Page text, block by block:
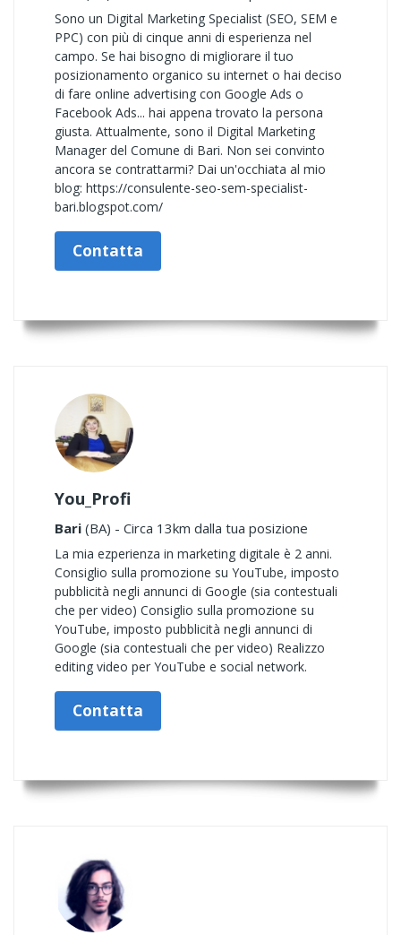
Sono un Digital Marketing Specialist (SEO, SEM e
PPC) con più di cinque anni di esperienza nel
campo. Se hai bisogno di migliorare il tuo
posizionamento organico su internet o hai deciso
di fare online advertising con Google Ads o
Facebook Ads... hai appena trovato la persona
giusta. Attualmente, sono il Digital Marketing
Manager del Comune di Bari. Non sei convinto
ancora se contrattarmi? Dai un'occhiata al mio
blog: https://consulente-seo-sem-specialist-
bari.blogspot.com/
Contatta
You_Profi
Bari (BA) - Circa 13km dalla tua posizione
La mia ezperienza in marketing digitale è 2 anni.
Consiglio sulla promozione su YouTube, imposto
pubblicità negli annunci di Google (sia contestuali
che per video) Consiglio sulla promozione su
YouTube, imposto pubblicità negli annunci di
Google (sia contestuali che per video) Realizzo
editing video per YouTube e social network.
Contatta